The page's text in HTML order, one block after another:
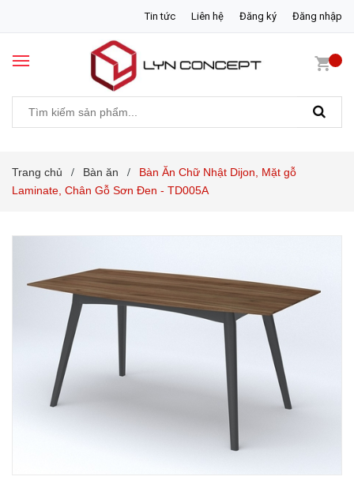
Tin tức Liên hệ Đăng ký Đăng nhập
Trang chủ / Bàn ăn /
Bàn Ăn Chữ Nhật Dijon, Mặt gỗ
Laminate, Chân Gỗ Sơn Đen - TD005A